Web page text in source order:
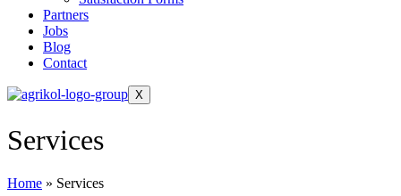
Partners
Jobs
Blog
Contact
X
Services
Home » Services